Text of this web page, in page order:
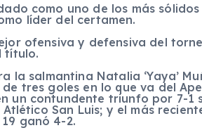
como uno de los más
líder del certamen.
ofensiva y defensiva del
título.
salmantina Natalia ‘Yaya’
tres goles en lo que va del
un contundente triunfo por 7-1
San Luis; y el más
ganó 4-2.